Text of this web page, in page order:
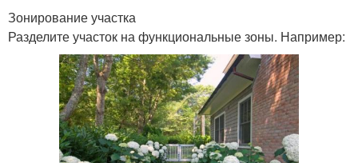
Зонирование участка
Разделите участок на функциональные зоны. Например: